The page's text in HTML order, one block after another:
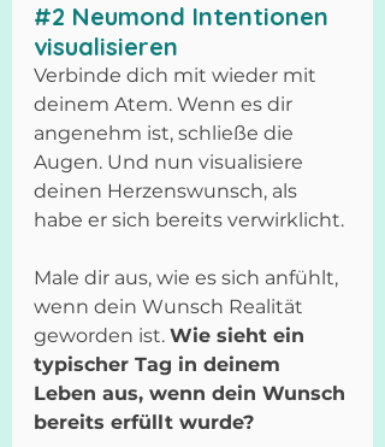
#2 Neumond Intentionen
visualisieren
Verbinde dich mit wieder mit
deinem Atem. Wenn es dir
angenehm ist, schließe die
Augen. Und nun visualisiere
deinen Herzenswunsch, als
habe er sich bereits verwirklicht.
Male dir aus, wie es sich anfühlt,
wenn dein Wunsch Realität
geworden ist. Wie sieht ein
typischer Tag in deinem
Leben aus, wenn dein Wunsch
bereits erfüllt wurde?